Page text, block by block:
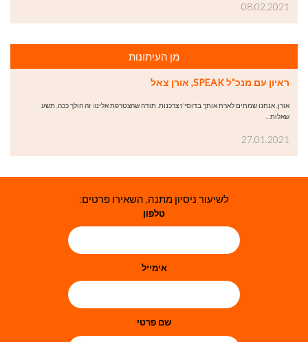
08.02.2021
מן העיתונות
ראיון עם מנכ”ל SPEAK, אורן צאל
אורן, אנחנו שמחים לארח אותך בדוסי'ז צרכנות. תודה שהצטרפת אלינו! זה הולך ככה, תשע
שאלות…
27.01.2021
לשיעור ניסיון מתנה, השאירו פרטים:
טלפון
אימייל
שם פרטי